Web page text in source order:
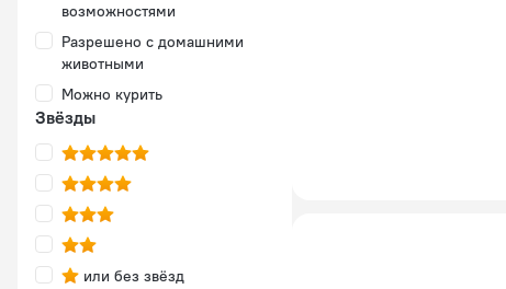
возможностями
Разрешено с домашними
животными
Можно курить
Звёзды
или без звёзд